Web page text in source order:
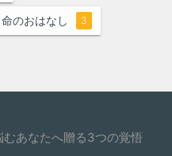
命のおはなし 3
むあなたへ贈る3つの覚悟